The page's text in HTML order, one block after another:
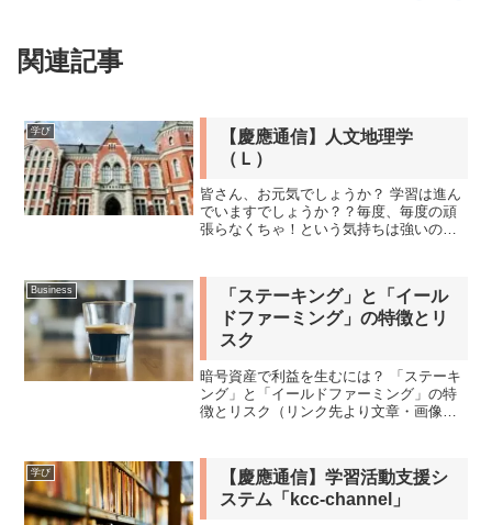
関連記事
学び
【慶應通信】人文地理学
（Ｌ）
皆さん、お元気でしょうか？ 学習は進ん
でいますでしょうか？？毎度、毎度の頑
張らなくちゃ！という気持ちは強いので
いて死んでいます・・・。前回の地理学
Ⅱが終わったのでそのま...
Business
「ステーキング」と「イール
ドファーミング」の特徴とリ
スク
暗号資産で利益を生むには？ 「ステーキ
ング」と「イールドファーミング」の特
徴とリスク（リンク先より文章・画像等
ので掲載します。中長期的な投資を考え
ていて、仮想通貨をウォ...
学び
【慶應通信】学習活動支援シ
ステム「kcc-channel」